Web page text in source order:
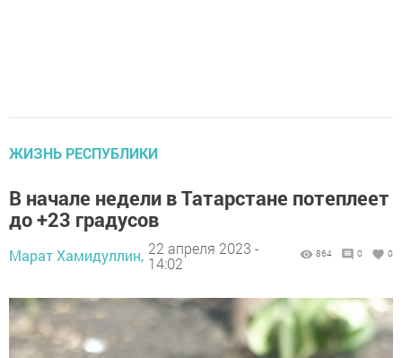
ЖИЗНЬ РЕСПУБЛИКИ
В начале недели в Татарстане потеплеет
до +23 градусов
Марат Хамидуллин, 22 апреля 2023 -
14:02
864 0 0